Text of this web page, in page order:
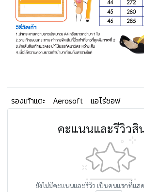
รองเท้าแตะ Aerosoft แอโร่ซอฟ
คะแนนและรีวิวสิ
ยังไม่มีคะแนนและรีวิว เป็นคนแรกที่แส